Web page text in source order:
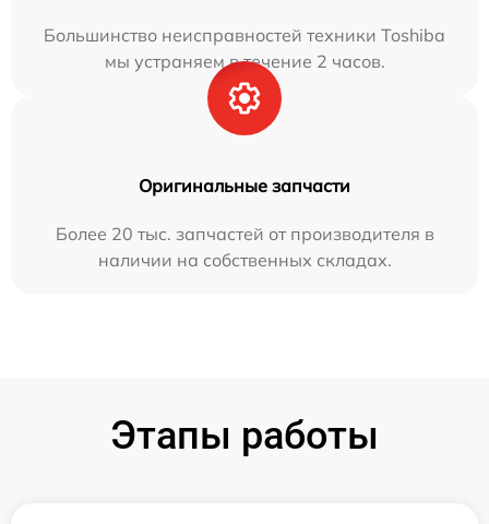
Большинство неисправностей техники Toshiba
мы устраняем в течение 2 часов.
Оригинальные запчасти
Более 20 тыс. запчастей от производителя в
наличии на собственных складах.
Этапы работы